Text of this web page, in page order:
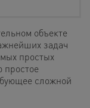
объекте
задач
простых
простое
сложной